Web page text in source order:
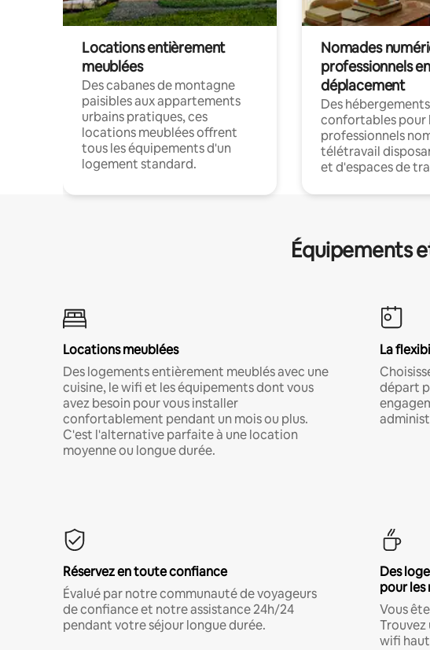
Locations entièrement
meublées
Des cabanes de montagne
paisibles aux appartements
urbains pratiques, ces
locations meublées offrent
tous les équipements d'un
logement standard.
Nomades
professionnels en
déplacement
Des hébergements
confortables pour
professionnels
télétravail
et d'espaces de
Équipements
Locations meublées
Des logements entièrement meublés avec une
cuisine, le wifi et les équipements dont vous
avez besoin pour vous installer
confortablement pendant un mois ou plus.
C'est l'alternative parfaite à une location
moyenne ou longue durée.
La
départ
Réservez en toute confiance
Évalué par notre communauté de voyageurs
de confiance et notre assistance 24h/24
pendant votre séjour longue durée.
Des
pour les
Vous
Trouvez
wifi